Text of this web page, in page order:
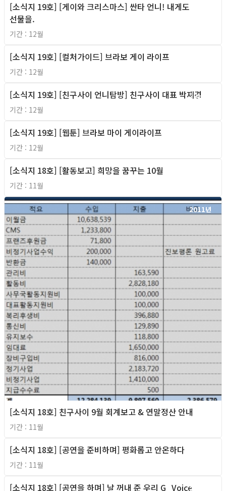
[소식지 19호] [게이와 크리스마스] 싼타 언니! 내게도
선물을.
기간 : 12월
[소식지 19호] [컬처가이드] 브라보 게이 라이프
기간 : 12월
2011년
[소식지 19호] [친구사이 언니탐방] 친구사이 대표 박재경
기간 : 12월
[소식지 19호] [웹툰] 브라보 마이 게이라이프
기간 : 12월
[소식지 18호] [활동보고] 희망을 꿈꾸는 10월
기간 : 11월
2011년
[소식지 18호] 친구사이 9월 회계보고 & 연말정산 안내
기간 : 11월
[소식지 18호] [공연을 준비하며] 평화롭고 안온하다
기간 : 11월
2011년
[소식지 18호] [공연을 하며] 날 꺼내 준 우리 G_Voice